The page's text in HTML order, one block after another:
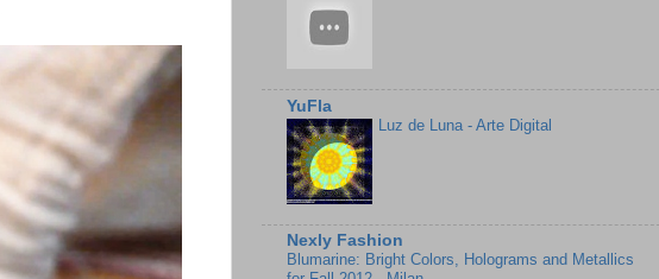
YuFla
Luz de Luna - Arte Digital
Nexly Fashion
Blumarine: Bright Colors, Holograms and Metallics